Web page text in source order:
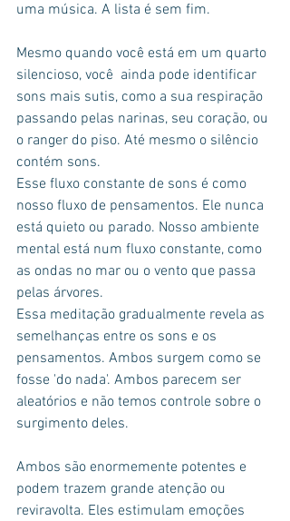
uma música. A lista é sem fim.
Mesmo quando você está em um quarto
silencioso, você  ainda pode identificar
sons mais sutis, como a sua respiração
passando pelas narinas, seu coração, ou
o ranger do piso. Até mesmo o silêncio
contém sons.
Esse fluxo constante de sons é como
nosso fluxo de pensamentos. Ele nunca
está quieto ou parado. Nosso ambiente
mental está num fluxo constante, como
as ondas no mar ou o vento que passa
pelas árvores.
Essa meditação gradualmente revela as
semelhanças entre os sons e os
pensamentos. Ambos surgem como se
fosse 'do nada'. Ambos parecem ser
aleatórios e não temos controle sobre o
surgimento deles.
Ambos são enormemente potentes e
podem trazem grande atenção ou
reviravolta. Eles estimulam emoções